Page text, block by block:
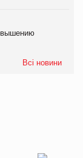
Всі новини